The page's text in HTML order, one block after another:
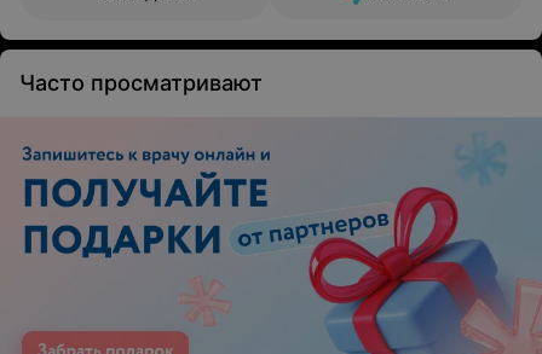
Часто просматривают